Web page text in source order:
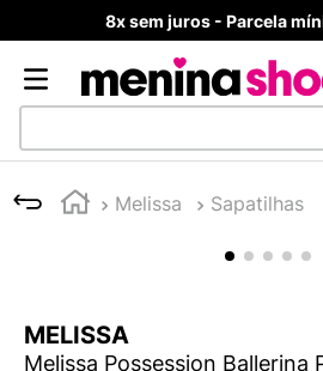
8x sem juros - Parcela
Melissa Sapatilhas
MELISSA
Melissa Possession Ballerina
1
TÊNIS NEWS BALANCE 530
º
MELISSAS MINI BABY